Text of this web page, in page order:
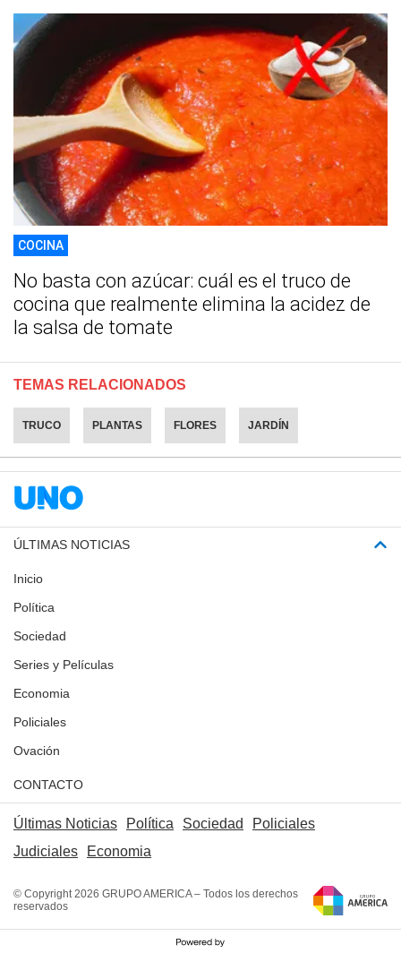
COCINA
No basta con azúcar: cuál es el truco de
cocina que realmente elimina la acidez de
la salsa de tomate
TEMAS RELACIONADOS
TRUCO PLANTAS FLORES JARDÍN
ÚLTIMAS NOTICIAS
Inicio
Política
Sociedad
Series y Películas
Economia
Policiales
Ovación
CONTACTO
Últimas Noticias Política Sociedad
Policiales
Judiciales
Economia
© Copyright 2026 GRUPO AMERICA – Todos los derechos
reservados